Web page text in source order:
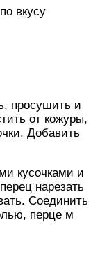
вкусу
просушить и
от кожуры,
Добавить
кусочками и
нарезать
Соединить
перце м